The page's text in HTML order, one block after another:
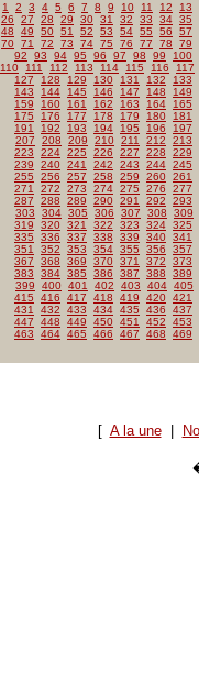
1 2 3 4 5 6 7 8 9 10 11 12
13
26
27 28 29 30 31 32 33 34 35
48
49 50 51 52 53 54 55 56
57
70 71 72 73 74 75 76 77 78
79
92
93 94 95 96 97 98 99
100
110
111 112 113 114 115 116
117
127
128 129 130 131 132
133
143
144 145 146 147 148
149
159
160 161 162 163 164
165
175
176 177 178 179 180
181
191
192 193 194 195 196
197
207
208 209 210 211 212
213
223
224 225 226 227 228
229
239
240 241 242 243 244 245
255
256 257 258 259 260 261
271
272 273 274 275 276
277
287
288 289 290 291 292
293
303
304 305 306 307 308
309
319
320 321 322 323 324 325
335
336 337 338 339 340 341
351
352 353 354 355 356
357
367
368 369 370 371 372
373
383
384 385 386 387 388
389
399
400 401 402 403 404 405
415
416 417 418 419 420 421
431
432 433 434 435 436
437
447
448 449 450 451 452
453
463
464 465 466 467 468 469
[ A la une|